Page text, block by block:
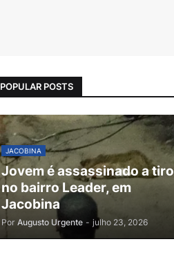
POPULAR POSTS
JACOBINA
Jovem é assassinado a
no bairro Leader, em
Jacobina
Por Augusto Urgente - julho 23, 2026